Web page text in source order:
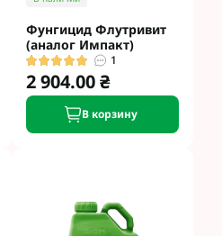
Фунгицид Флутривит
(аналог Импакт)
1
2 904.00 ₴
В корзину